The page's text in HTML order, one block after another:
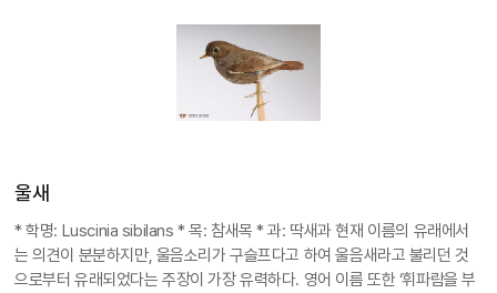
s 大山雀在山雀科中?型最小。身?下部呈白色，胸部有???式的短
粗黑色??，?山雀科其他??容易?分。?名“站?的人”，?是因?大山雀
以?植物有害的害??食以?持?林的平衡，主要以昆??食，也吃?
子。 在?洞，屋?下，石?里筑巢栖息，喜???，?在大小合适的??附
울새
* 학명: Luscinia sibilans* 목: 참새목 * 과: 딱새과 현재 이름의 유래에서
는 의견이 분분하지만, 울음소리가 구슬프다고 하여 울음새라고 불리던 것
으로부터 유래되었다는 주장이 가장 유력하다. 영어 이름 또한 ‘휘파람을 부